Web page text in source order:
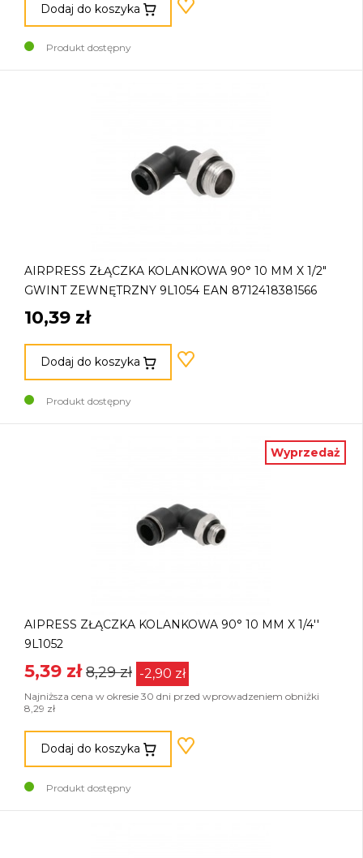
Dodaj do koszyka
Produkt dostępny
AIRPRESS ZŁĄCZKA KOLANKOWA 90° 10 MM X 1/2"
GWINT ZEWNĘTRZNY 9L1054 EAN 8712418381566
10,39 zł
Dodaj do koszyka
Produkt dostępny
Wyprzedaż
AIPRESS ZŁĄCZKA KOLANKOWA 90° 10 MM X 1/4''
9L1052
5,39 zł 8,29 zł -2,90 zł
Najniższa cena w okresie 30 dni przed wprowadzeniem obniżki
8,29 zł
Dodaj do koszyka
Produkt dostępny